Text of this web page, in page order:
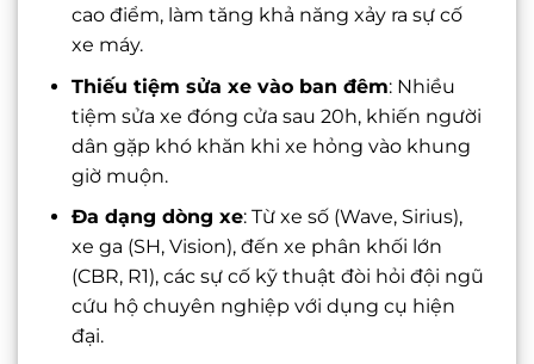
cao điểm, làm tăng khả năng xảy ra sự cố
xe máy.
Thiếu tiệm sửa xe vào ban đêm: Nhiều
tiệm sửa xe đóng cửa sau 20h, khiến người
dân gặp khó khăn khi xe hỏng vào khung
giờ muộn.
Đa dạng dòng xe: Từ xe số (Wave, Sirius),
xe ga (SH, Vision), đến xe phân khối lớn
(CBR, R1), các sự cố kỹ thuật đòi hỏi đội ngũ
cứu hộ chuyên nghiệp với dụng cụ hiện
đại.